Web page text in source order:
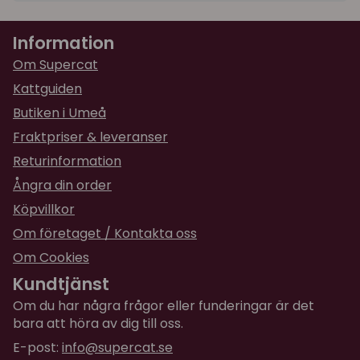
Cecilia
för 2 år sedan
★★★★★
Information
Om Supercat
Kattguiden
Butiken i Umeå
Fraktpriser & leveranser
Returinformation
Ångra din order
Köpvillkor
Om företaget / Kontakta oss
Om Cookies
Kundtjänst
Om du har några frågor eller funderingar är det
bara att höra av dig till oss.
E-post: info@supercat.se